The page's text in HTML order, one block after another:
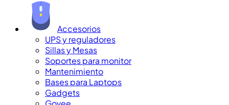
Accesorios
UPS y reguladores
Sillas y Mesas
Soportes para monitor
Mantenimiento
Bases para Laptops
Gadgets